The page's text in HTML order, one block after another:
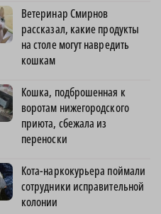
Ветеринар Смирнов
рассказал, какие продукты
на столе могут навредить
кошкам
Кошка, подброшенная к
воротам нижегородского
приюта, сбежала из
переноски
Кота-наркокурьера поймали
сотрудники исправительной
колонии